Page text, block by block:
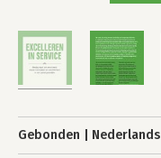
Gebonden Nederlands